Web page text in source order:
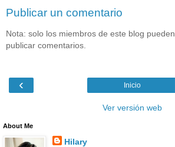
Publicar un comentario
Nota: solo los miembros de este blog pueden
publicar comentarios.
‹ Inicio
Ver versión web
About Me
Hilary